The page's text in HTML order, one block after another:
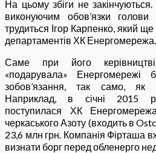
На цьому збіги не
виконуючим обов’язки голови
трудиться Ігор Карпенко, який
департаментів ХК Енергомережа.
Саме при його
«подарувала» Енергомережі
зобов’язання, так само, як
Наприклад, в січні 2015
поступилася ХК
черкаського Азоту (входить в
23,6 млн грн. Компанія Фірташа
визнати борг перед обленерго